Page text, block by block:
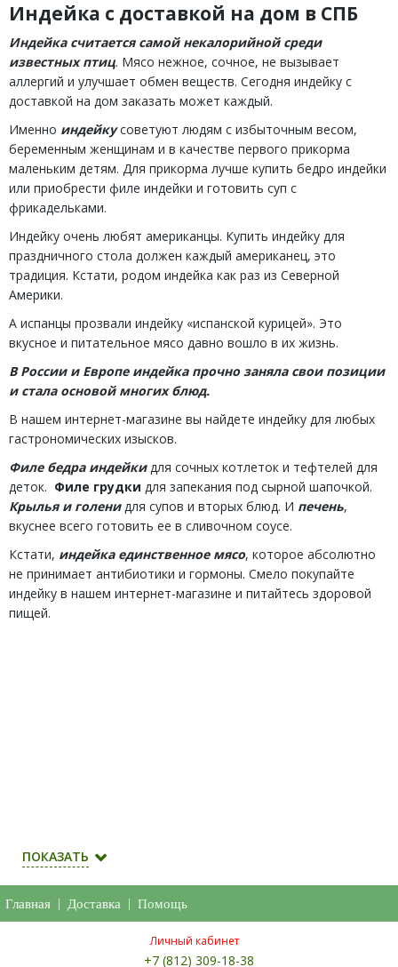
Индейка с доставкой на дом в СПБ
Индейка считается самой некалорийной среди
известных птиц. Мясо нежное, сочное, не вызывает
аллергий и улучшает обмен веществ. Сегодня индейку с
доставкой на дом заказать может каждый.
Именно индейкусоветуют людям с избыточным весом,
беременным женщинам и в качестве первого прикорма
маленьким детям. Для прикорма лучше купить бедро индейки
или приобрести филе индейки и готовить суп с
фрикадельками.
Индейку очень любят американцы. Купить индейку для
праздничного стола должен каждый американец, это
традиция. Кстати, родом индейка как раз из Северной
Америки.
А испанцы прозвали индейку «испанской курицей». Это
вкусное и питательное мясо давно вошло в их жизнь.
В России и Европе индейка прочно заняла свои позиции
и стала основой многих блюд.
В нашем интернет-магазине вы найдете индейку для любых
гастрономических изысков.
Филе бедра индейкидля сочных котлеток и тефтелей для
деток. Филе грудки для запекания под сырной шапочкой.
Крылья и голенидля супов и вторых блюд. И печень,
вкуснее всего готовить ее в сливочном соусе.
Кстати, индейка единственное мясо, которое абсолютно
не принимает антибиотики и гормоны. Смело покупайте
индейку в нашем интернет-магазине и питайтесь здоровой
пищей.
ПОКАЗАТЬ
Главная Доставка Помощь
Личный кабинет
+7 (812) 309-18-38